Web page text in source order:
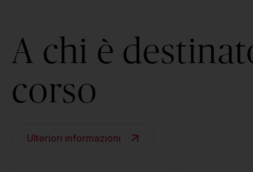
A chi è
corso
Ulteriori informazioni